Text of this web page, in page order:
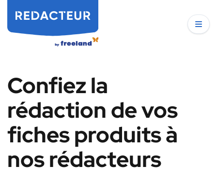
Confiez la
rédaction de vos
fiches produits à
nos rédacteurs